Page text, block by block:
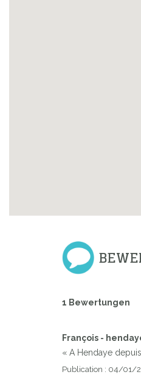
1 Bewertungen
François -
« A Hendaye
Publication : 04/01/